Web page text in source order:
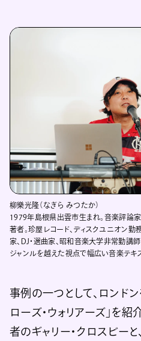
柳樂光隆（なぎら みつたか）
1979年島根県出雲市生まれ。音楽評論家
著者。珍屋レコード、ディスクユニオン
家、DJ・選曲家、昭和音楽大学非常勤講師
ジャンルを越えた視点で幅広い音楽テキ
事例の一つとして、ロンド
ローズ・ウォリアーズ」を紹
者のギャリー・クロスビー